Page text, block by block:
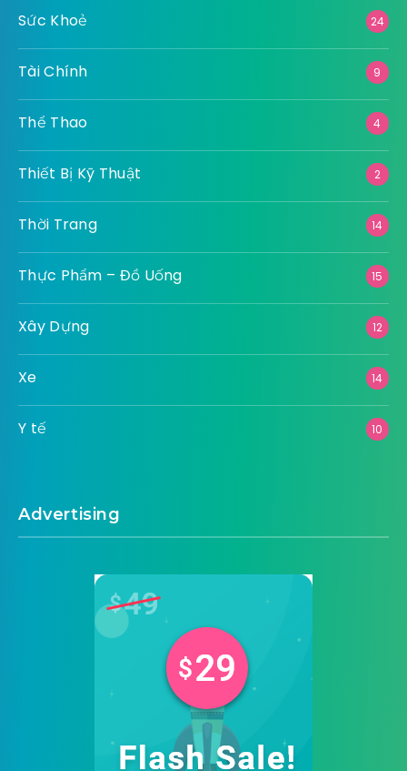
Sức Khoẻ 24
Tài Chính 9
Thể Thao 4
Thiết Bị Kỹ Thuật 2
Thời Trang 14
Thực Phẩm – Đồ Uống 15
Xây Dựng 12
Xe 14
Y tế 10
Advertising